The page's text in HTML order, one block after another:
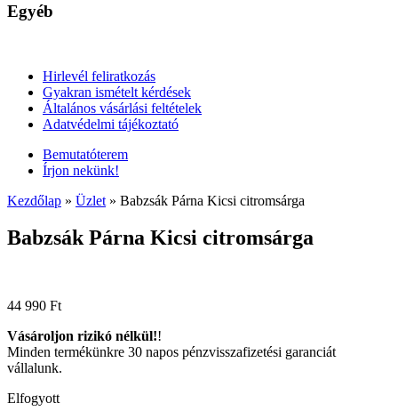
Egyéb
Hirlevél feliratkozás
Gyakran ismételt kérdések
Általános vásárlási feltételek
Adatvédelmi tájékoztató
Bemutatóterem
Írjon nekünk!
Kezdőlap » Üzlet » Babzsák Párna Kicsi citromsárga
Babzsák Párna Kicsi citromsárga
44 990 Ft
Vásároljon rizikó nélkül!!
Minden termékünkre 30 napos pénzvisszafizetési garanciát
vállalunk.
Elfogyott